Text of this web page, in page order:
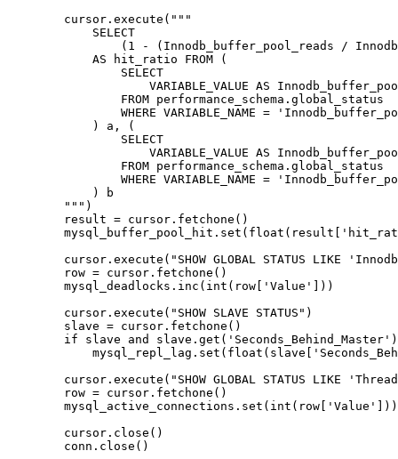
        cursor.execute("""
            SELECT
(1 - (Innodb_buffer_pool_reads /
            AS hit_ratio FROM (
                SELECT
VARIABLE_VALUE AS
                FROM performance_schema.global_status
WHERE VARIABLE_NAME =
            ) a, (
                SELECT
VARIABLE_VALUE AS
                FROM performance_schema.global_status
WHERE VARIABLE_NAME =
            ) b
        """)
        result = cursor.fetchone()
cursor.execute("SHOW GLOBAL STATUS LIKE
        row = cursor.fetchone()
        mysql_deadlocks.inc(int(row['Value']))
        cursor.execute("SHOW SLAVE STATUS")
        slave = cursor.fetchone()
if slave and
cursor.execute("SHOW GLOBAL STATUS LIKE
        row = cursor.fetchone()
        mysql_active_connections.set(int(row['Value']))
        cursor.close()
        conn.close()